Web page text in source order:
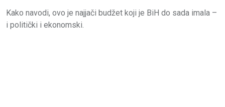
Kako navodi, ovo je najjači budžet koji je BiH do sada imala –
i politički i ekonomski.